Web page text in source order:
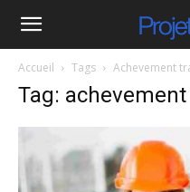
Projet
Accueil Tags Achevement
Tag: